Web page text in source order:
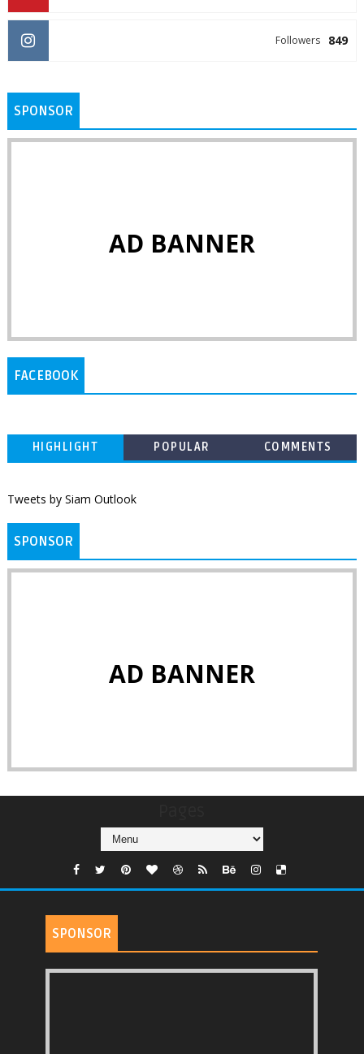
849
Followers
SPONSOR
AD BANNER
FACEBOOK
HIGHLIGHT POPULAR COMMENTS
Tweets by Siam Outlook
SPONSOR
AD BANNER
SPONSOR